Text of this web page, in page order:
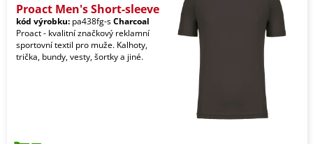
Proact Men's Short-sleeve
kód výrobku: pa438fg-sCharcoal
Proact - kvalitní značkový reklamní
sportovní textil pro muže. Kalhoty,
trička, bundy, vesty, šortky a jiné.